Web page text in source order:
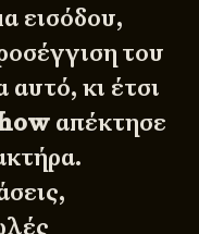
εισόδου,
του
αυτό, κι έτσι
απέκτησε